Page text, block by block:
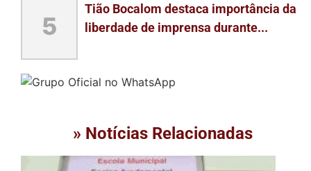
5
Tião Bocalom destaca importância da
liberdade de imprensa durante...
» Notícias Relacionadas